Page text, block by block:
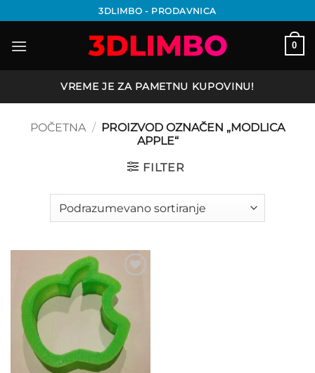
na
sadržaj
3DLIMBO - PRODAVNICA
0
VREME JE ZA PAMETNU KUPOVINU!
POČETNA / PROIZVOD OZNAČEN „MODLICA
APPLE“
FILTER
Add to
wishlist